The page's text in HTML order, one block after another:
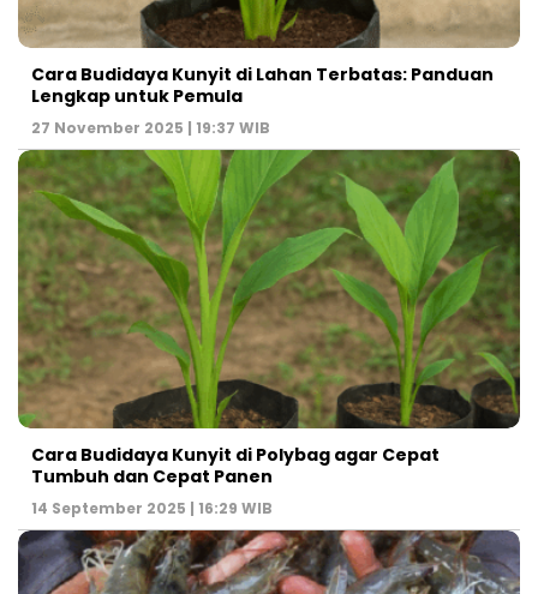
Cara Budidaya Kunyit di Lahan Terbatas: Panduan
Lengkap untuk Pemula
27 November 2025 | 19:37 WIB
Cara Budidaya Kunyit di Polybag agar Cepat
Tumbuh dan Cepat Panen
14 September 2025 | 16:29 WIB